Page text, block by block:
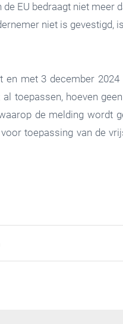
EU bedraagt niet meer
niet is gevestigd,
en met 3 december
toepassen, hoeven
de melding wordt
toepassing van de